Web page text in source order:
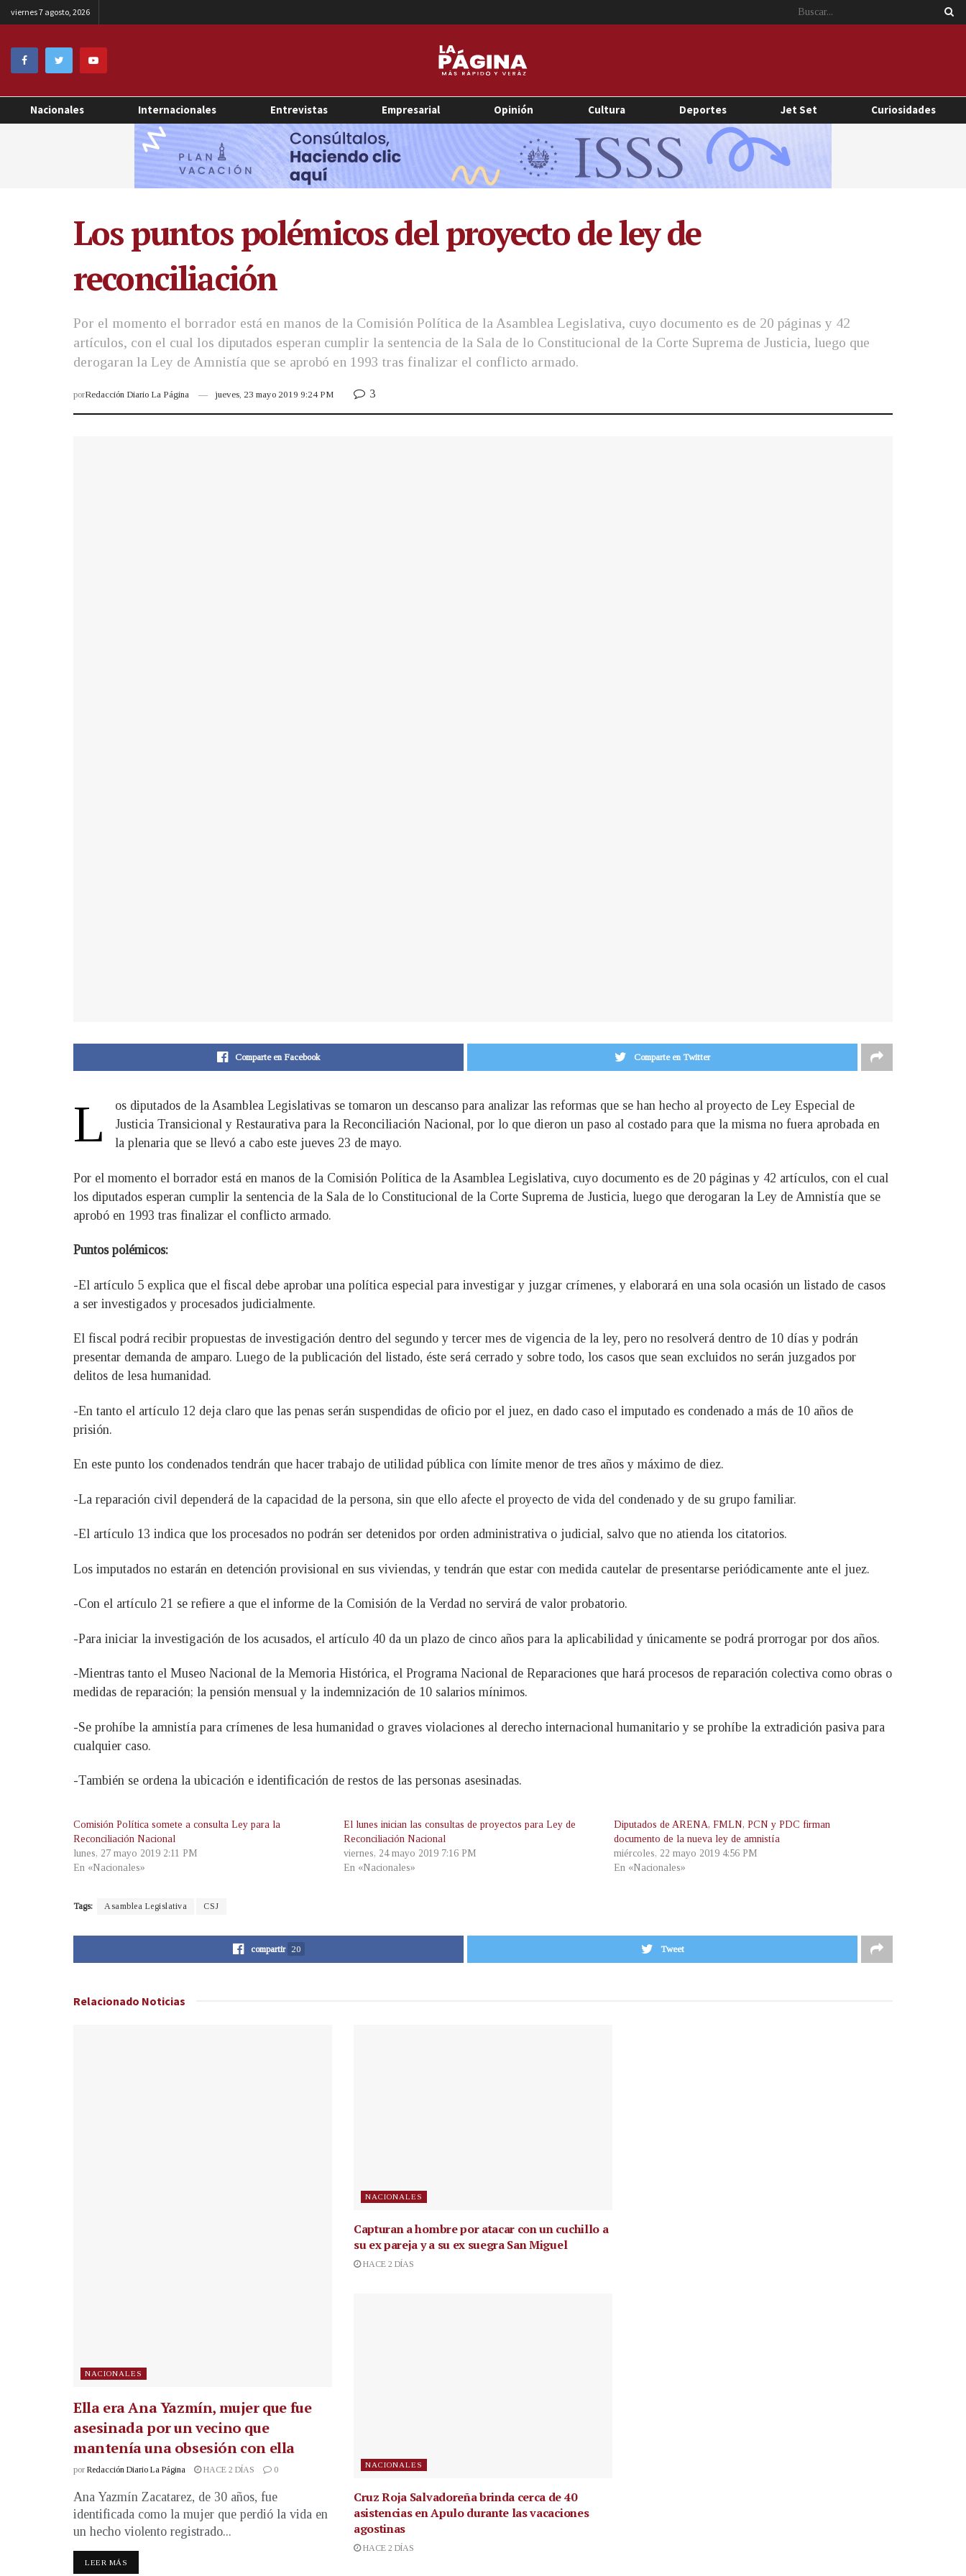
viernes 7 agosto, 2026
Nacionales Internacionales Entrevistas Empresarial Opinión Cultura Deportes Jet Set Curiosidades
Los puntos polémicos del proyecto de ley de
reconciliación
Por el momento el borrador está en manos de la Comisión Política de la Asamblea Legislativa, cuyo documento es de 20 páginas y 42
artículos, con el cual los diputados esperan cumplir la sentencia de la Sala de lo Constitucional de la Corte Suprema de Justicia, luego que
derogaran la Ley de Amnistía que se aprobó en 1993 tras finalizar el conflicto armado.
porRedacción Diario La Página jueves, 23 mayo 2019 9:24 PM 3
Comparte en Facebook Comparte en Twitter
L
os diputados de la Asamblea Legislativas se tomaron un descanso para analizar las reformas que se han hecho al proyecto de Ley Especial de
Justicia Transicional y Restaurativa para la Reconciliación Nacional, por lo que dieron un paso al costado para que la misma no fuera aprobada en
la plenaria que se llevó a cabo este jueves 23 de mayo.
Por el momento el borrador está en manos de la Comisión Política de la Asamblea Legislativa, cuyo documento es de 20 páginas y 42 artículos, con el cual
los diputados esperan cumplir la sentencia de la Sala de lo Constitucional de la Corte Suprema de Justicia, luego que derogaran la Ley de Amnistía que se
aprobó en 1993 tras finalizar el conflicto armado.
Puntos polémicos:
-El artículo 5 explica que el fiscal debe aprobar una política especial para investigar y juzgar crímenes, y elaborará en una sola ocasión un listado de casos
a ser investigados y procesados judicialmente.
El fiscal podrá recibir propuestas de investigación dentro del segundo y tercer mes de vigencia de la ley, pero no resolverá dentro de 10 días y podrán
presentar demanda de amparo. Luego de la publicación del listado, éste será cerrado y sobre todo, los casos que sean excluidos no serán juzgados por
delitos de lesa humanidad.
-En tanto el artículo 12 deja claro que las penas serán suspendidas de oficio por el juez, en dado caso el imputado es condenado a más de 10 años de
prisión.
En este punto los condenados tendrán que hacer trabajo de utilidad pública con límite menor de tres años y máximo de diez.
-La reparación civil dependerá de la capacidad de la persona, sin que ello afecte el proyecto de vida del condenado y de su grupo familiar.
-El artículo 13 indica que los procesados no podrán ser detenidos por orden administrativa o judicial, salvo que no atienda los citatorios.
Los imputados no estarán en detención provisional en sus viviendas, y tendrán que estar con medida cautelar de presentarse periódicamente ante el juez.
-Con el artículo 21 se refiere a que el informe de la Comisión de la Verdad no servirá de valor probatorio.
-Para iniciar la investigación de los acusados, el artículo 40 da un plazo de cinco años para la aplicabilidad y únicamente se podrá prorrogar por dos años.
-Mientras tanto el Museo Nacional de la Memoria Histórica, el Programa Nacional de Reparaciones que hará procesos de reparación colectiva como obras o
medidas de reparación; la pensión mensual y la indemnización de 10 salarios mínimos.
-Se prohíbe la amnistía para crímenes de lesa humanidad o graves violaciones al derecho internacional humanitario y se prohíbe la extradición pasiva para
cualquier caso.
-También se ordena la ubicación e identificación de restos de las personas asesinadas.
Comisión Política somete a consulta Ley para la
Reconciliación Nacional
lunes, 27 mayo 2019 2:11 PM
En «Nacionales»
El lunes inician las consultas de proyectos para Ley de
Reconciliación Nacional
viernes, 24 mayo 2019 7:16 PM
En «Nacionales»
Diputados de ARENA, FMLN, PCN y PDC firman
documento de la nueva ley de amnistía
miércoles, 22 mayo 2019 4:56 PM
En «Nacionales»
Tags: Asamblea Legislativa CSJ
compartir 20 Tweet
Relacionado Noticias
NACIONALES
Ella era Ana Yazmín, mujer que fue
asesinada por un vecino que
mantenía una obsesión con ella
por Redacción Diario La Página HACE 2 DÍAS 0
Ana Yazmín Zacatarez, de 30 años, fue
identificada como la mujer que perdió la vida en
un hecho violento registrado...
LEER MÁS
NACIONALES
Capturan a hombre por atacar con un cuchillo a
su ex pareja y a su ex suegra San Miguel
HACE 2 DÍAS
NACIONALES
Cruz Roja Salvadoreña brinda cerca de 40
asistencias en Apulo durante las vacaciones
agostinas
HACE 2 DÍAS